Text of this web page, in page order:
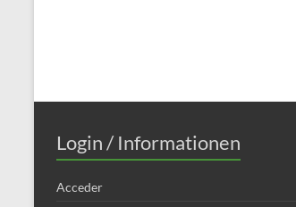
Login / Informationen
Acceder